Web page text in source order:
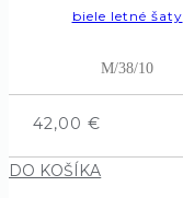
biele letné šaty
M/38/10
42,00 €
DO KOŠÍKA